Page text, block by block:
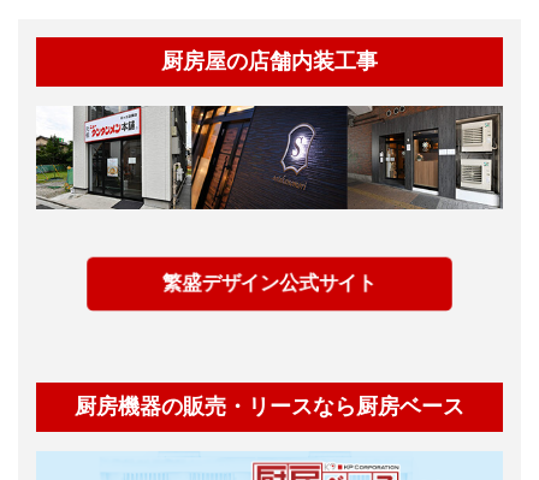
厨房屋の店舗内装工事
繁盛デザイン公式サイト
厨房機器の販売・リースなら厨房ベース